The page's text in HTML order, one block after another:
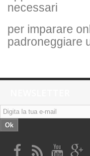
necessari
per imparare
padroneggiare
Ok